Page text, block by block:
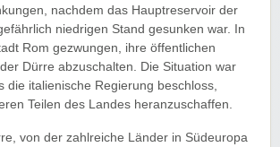
nachdem das Hauptreservoir der
niedrigen Stand gesunken war. In
Rom gezwungen, ihre öffentlichen
Dürre abzuschalten. Die Situation war
die italienische Regierung beschloss,
Teilen des Landes heranzuschaffen.
von der zahlreiche Länder in Südeuropa